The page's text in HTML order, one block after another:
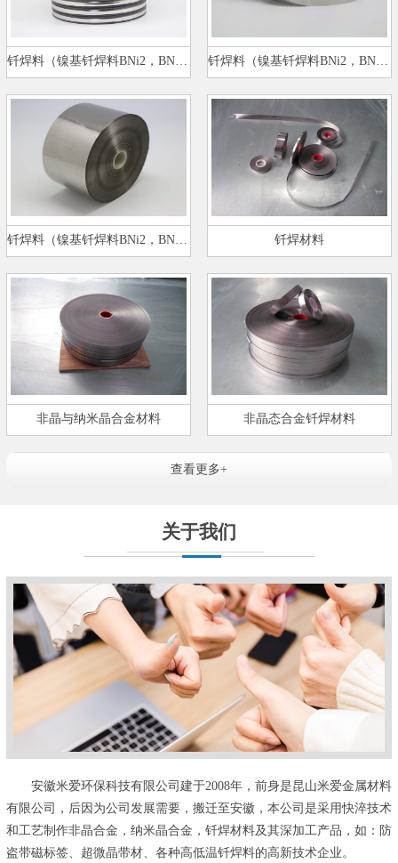
钎焊料（镍基钎焊料BNi2，BNi5）… 钎焊料（镍基钎焊料BNi2，BNi5）…
钎焊料（镍基钎焊料BNi2，BNi5）… 钎焊材料
非晶与纳米晶合金材料 非晶态合金钎焊材料
查看更多+
关于我们
安徽米爱环保科技有限公司建于2008年，前身是昆山米爱金属材料
有限公司，后因为公司发展需要，搬迁至安徽，本公司是采用快淬技术
和工艺制作非晶合金，纳米晶合金，钎焊材料及其深加工产品，如：防
盗带磁标签、超微晶带材、各种高低温钎焊料的高新技术企业。